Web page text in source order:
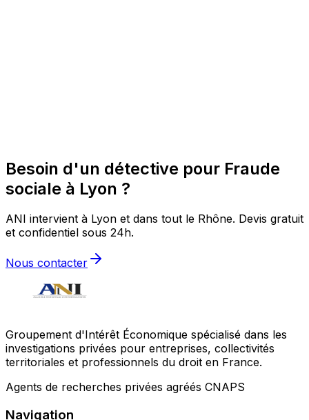
Besoin d'un détective pour Fraude
sociale à Lyon ?
ANI intervient à Lyon et dans tout le Rhône. Devis gratuit
et confidentiel sous 24h.
Nous contacter
Groupement d'Intérêt Économique spécialisé dans les
investigations privées pour entreprises, collectivités
territoriales et professionnels du droit en France.
Agents de recherches privées agréés CNAPS
Navigation